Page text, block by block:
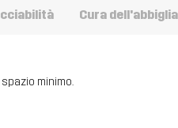
Cura
minimo.